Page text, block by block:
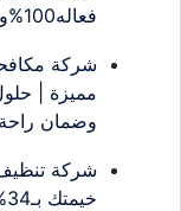
فعاله100%وسريعة لتنظيف الأفران المتسخة
شركة
مميزة |
وضمان
شركة
خيمتك بـ34%خصم وبجودة100%اتصل بنا الان